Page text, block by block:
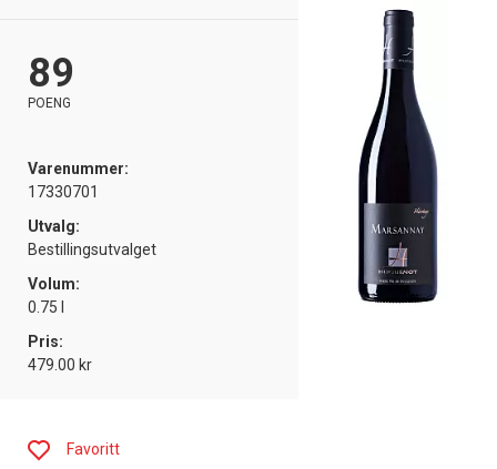
89
POENG
Varenummer:
17330701
Utvalg:
Bestillingsutvalget
Volum:
0.75 l
Pris:
479.00 kr
Favoritt